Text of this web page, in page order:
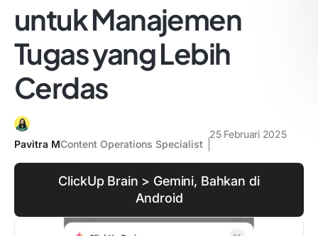
untuk Manajemen
Tugas yang Lebih
Cerdas
Pavitra MContent Operations Specialist
25 Februari 2025
ClickUp Brain > Gemini, Bahkan di
Android